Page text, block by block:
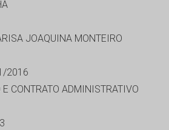
JOAQUINA MONTEIRO
2016
E CONTRATO ADMINISTRATIVO